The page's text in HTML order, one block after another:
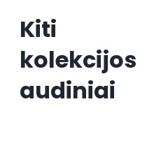
Kiti
kolekcijos
audiniai